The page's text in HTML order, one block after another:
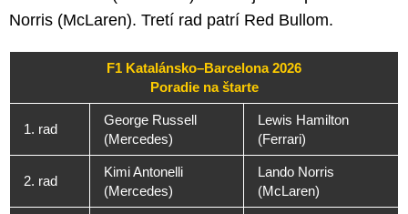
Norris (McLaren). Tretí rad patrí Red Bullom.
F1 Katalánsko–Barcelona 2026
Poradie na štarte
1. rad
George Russell
(Mercedes)
Lewis Hamilton
(Ferrari)
2. rad
Kimi Antonelli
(Mercedes)
Lando Norris
(McLaren)